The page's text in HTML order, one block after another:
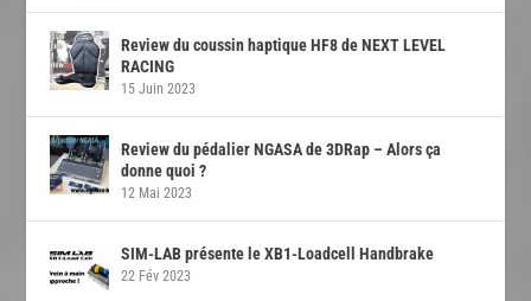
Review du coussin haptique HF8 de NEXT LEVEL
RACING
15 Juin 2023
Review du pédalier NGASA de 3DRap – Alors ça
donne quoi ?
12 Mai 2023
SIM-LAB présente le XB1-Loadcell Handbrake
22 Fév 2023